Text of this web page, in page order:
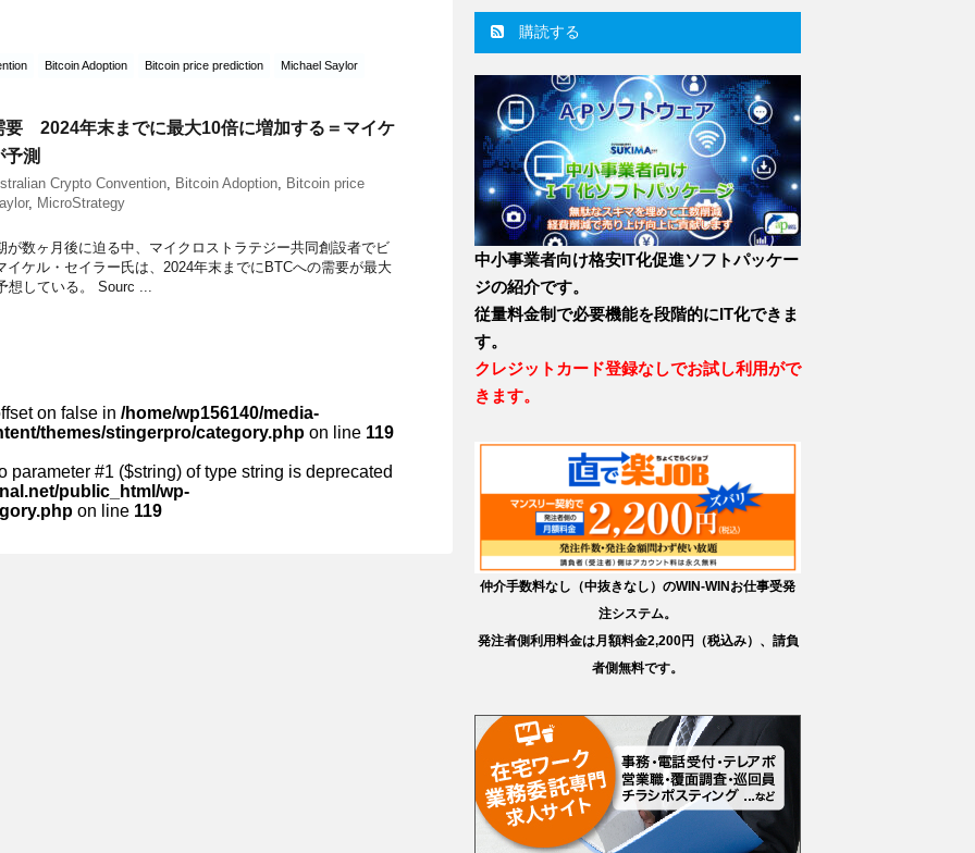
Bitcoin Adoption Bitcoin price prediction Michael Saylor
要 2024年末までに最大10倍に増加する＝マイケ
測
Crypto Convention, Bitcoin Adoption, Bitcoin price
, MicroStrategy
が数ヶ月後に迫る中、マイクロストラテジー共同創設者でビ
イケル・セイラー氏は、2024年末までにBTCへの需要が最大
想している。 Sourc ...
on false in /home/wp156140/media-
themes/stingerpro/category.php on line 119
parameter #1 ($string) of type string is deprecated
public_html/wp-
on line 119
購読する
中小事業者向け格安IT化促進ソフトパッケー
ジの紹介です。
従量料金制で必要機能を段階的にIT化できま
す。
クレジットカード登録なしでお試し利用がで
きます。
仲介手数料なし（中抜きなし）のWIN-WINお仕事受発
注システム。
発注者側利用料金は月額料金2,200円（税込み）、請負
者側無料です。